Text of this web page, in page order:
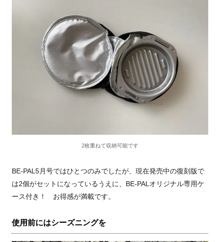
2枚重ねて収納可能です
BE-PAL5月号ではひとつのみでしたが、現在発売中の復刻版で
は2個がセットになっているうえに、BE-PALオリジナル専用ケ
ース付き！ お得感が満載です。
使用前にはシーズニングを